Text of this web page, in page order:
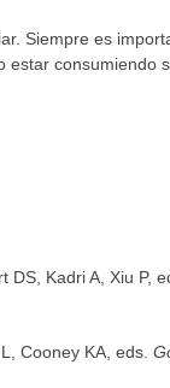
Siempre es
consumiendo
Kadri A, Xiu P,
Cooney KA, eds.